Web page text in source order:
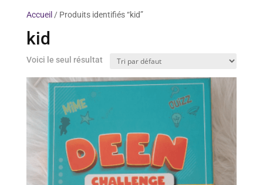
Accueil / Produits identifiés “kid”
kid
Voici le seul résultat